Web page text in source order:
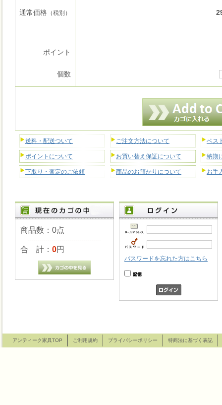
通常価格 （税別）
ポイント
個数
送料・配送ついて ご注文方法について ベス
ポイントについて お買い替え保証について 納期
下取り・査定のご依頼 商品のお預かりについて お手
商品数：0点
合 計： 0円
パスワードを忘れた方はこちら
アンティーク家具TOP ご利用規約 プライバシーポリシー 特商法に基づく表記